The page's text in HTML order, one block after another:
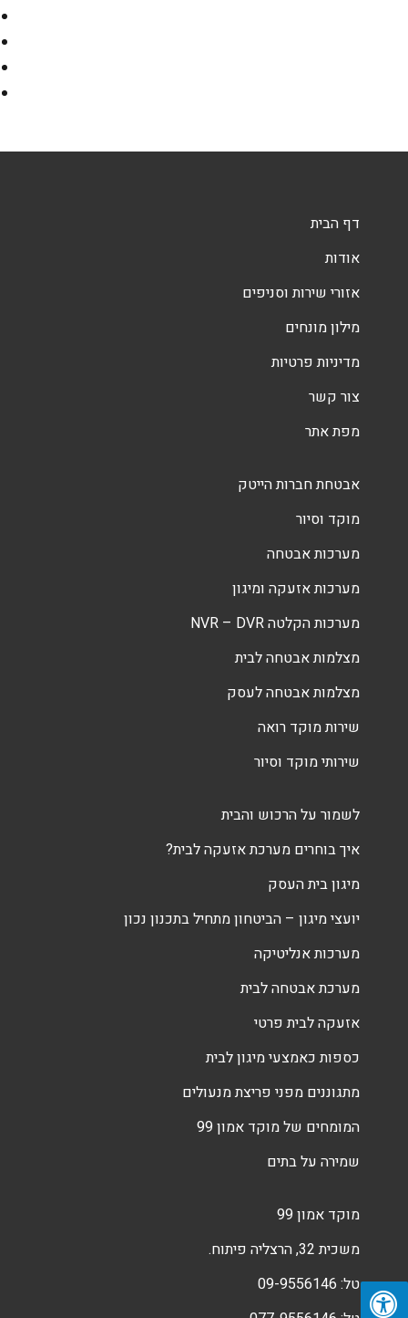
דף הבית
אודות
אזורי שירות וסניפים
מילון מונחים
מדיניות פרטיות
צור קשר
מפת אתר
אבטחת חברות הייטק
מוקד וסיור
מערכות אבטחה
מערכות אזעקה ומיגון
מערכות הקלטה NVR – DVR
מצלמות אבטחה לבית
מצלמות אבטחה לעסק
שירות מוקד רואה
שירותי מוקד וסיור
לשמור על הרכוש והבית
איך בוחרים מערכת אזעקה לבית?
מיגון בית העסק
יועצי מיגון – הביטחון מתחיל בתכנון נכון
מערכות אנליטיקה
מערכת אבטחה לבית
אזעקה לבית פרטי
כספות כאמצעי מיגון לבית
מתגוננים מפני פריצת מנעולים
המומחים של מוקד אמון 99
שמירה על בתים
מוקד אמון 99
משכית 32, הרצליה פיתוח.
טל: 09-9556146